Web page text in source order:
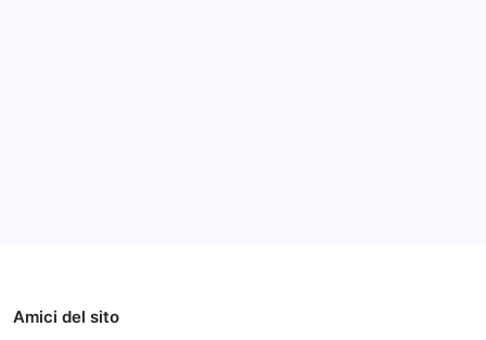
Amici del sito